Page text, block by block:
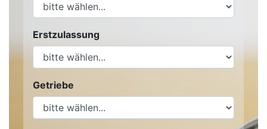
Erstzulassung
Getriebe